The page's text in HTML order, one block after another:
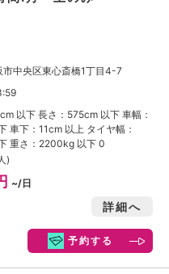
市中央区東心斎橋1丁目4-7
以下 長さ：575cm 以下 車幅：
車下：11cm 以上 タイヤ幅：
重さ：2200kg 以下 0
)
~/日
詳細へ
予約する